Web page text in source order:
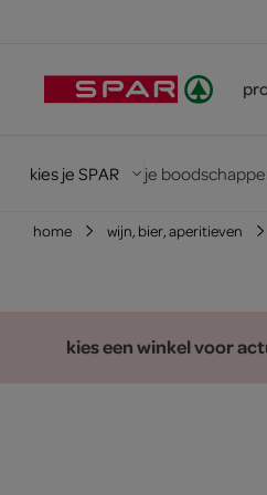
kies je SPAR je
home wijn, bier, aperitieven
kies een winkel voor